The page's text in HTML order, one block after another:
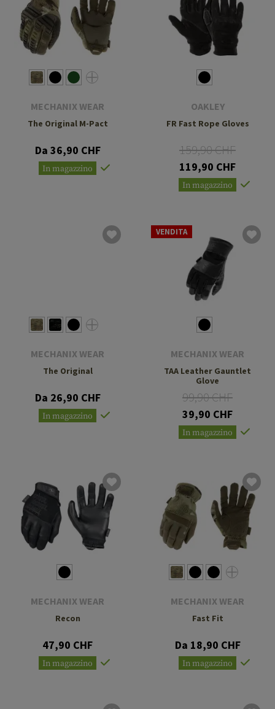
MECHANIX WEAR
The Original M-Pact
Da 36,90 CHF
In magazzino
OAKLEY
FR Fast Rope Gloves
159,90 CHF
119,90 CHF
In magazzino
MECHANIX WEAR
The Original
Da 26,90 CHF
In magazzino
VENDITA
MECHANIX WEAR
TAA Leather Gauntlet
Glove
99,90 CHF
39,90 CHF
In magazzino
MECHANIX WEAR
Recon
47,90 CHF
In magazzino
MECHANIX WEAR
Fast Fit
Da 18,90 CHF
In magazzino